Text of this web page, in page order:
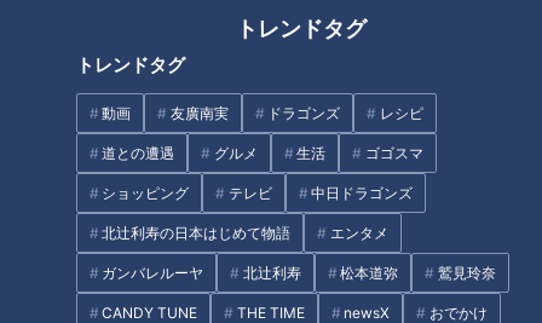
トレンドタグ
トレンドタグ
動画 友廣南実 ドラゴンズ レシピ
道との遭遇 グルメ 生活 ゴゴスマ
ショッピング テレビ 中日ドラゴンズ
北辻利寿の日本はじめて物語 エンタメ
ガンバレルーヤ 北辻利寿 松本道弥 鷲見玲奈
CANDY TUNE THE TIME newsX おでかけ
ウイスキーがお好きですか？～
サッカーW杯の夏に思う～
LiSAさん初のセレモニアルピッ
チ！気になり始めた皆様へ贈る
「続・ドラゴンズ入門！」
タグ
北辻利寿 コラム